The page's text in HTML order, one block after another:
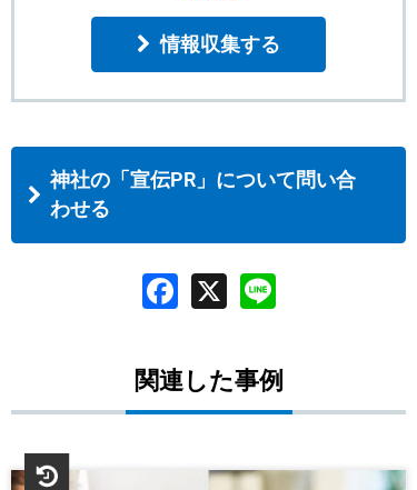
ございます。ぜひご相談ください。
情報収集する
神社の「宣伝PR」について問い合
わせる
関連した事例